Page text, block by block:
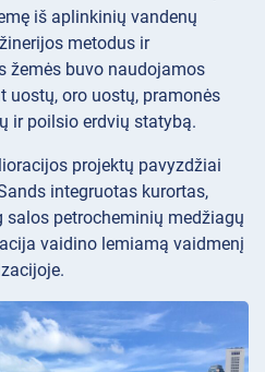
iš aplinkinių vandenų
metodus ir
žemės buvo naudojamos
uostų, oro uostų, pramonės
ir poilsio erdvių statybą.
projektų pavyzdžiai
integruotas kurortas,
petrocheminių medžiagų
vaidino lemiamą vaidmenį